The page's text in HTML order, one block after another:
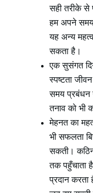
सही तरीके से
हम अपने समय
यह अन्य
सकता है।
एक सुसंगत
स्पष्टता
समय प्रबंधन
तनाव को भी
मेहनत का
भी सफलता
सकती।
तक पहुँचाता
प्रदान करता